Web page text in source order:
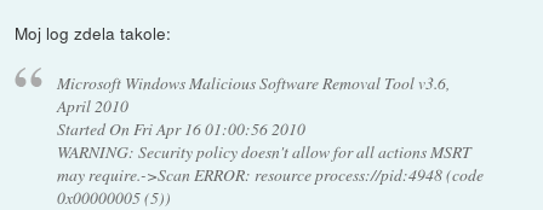
Moj log zdela takole:
Microsoft Windows Malicious Software Removal Tool v3.6,
April 2010
Started On Fri Apr 16 01:00:56 2010
WARNING: Security policy doesn't allow for all actions MSRT
may require.->Scan ERROR: resource process://pid:4948 (code
0x00000005 (5))